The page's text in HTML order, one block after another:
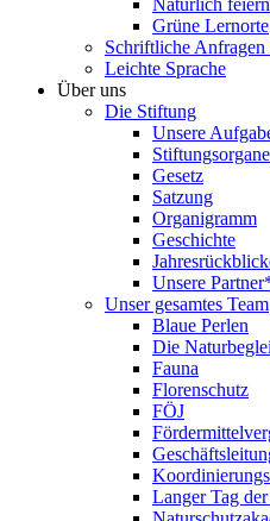
Natürlich feiern
Grüne Lernorte
Schriftliche Anfragen
Leichte Sprache
Über uns
Die Stiftung
Unsere
Stiftungsorgane
Gesetz
Satzung
Organigramm
Geschichte
Unsere
Unser gesamtes Team
Blaue Perlen
Die
Fauna
Florenschutz
FÖJ
Langer Tag